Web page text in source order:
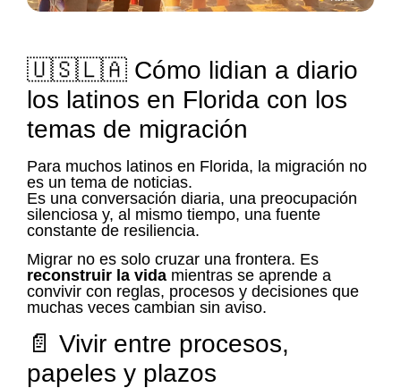
🇺🇸🇱🇦 Cómo lidian a diario
los latinos en Florida con los
temas de migración
Para muchos latinos en Florida, la migración no
es un tema de noticias.
Es una conversación diaria, una preocupación
silenciosa y, al mismo tiempo, una fuente
constante de resiliencia.
Migrar no es solo cruzar una frontera. Es
reconstruir la vida mientras se aprende a
convivir con reglas, procesos y decisiones que
muchas veces cambian sin aviso.
📄 Vivir entre procesos,
papeles y plazos